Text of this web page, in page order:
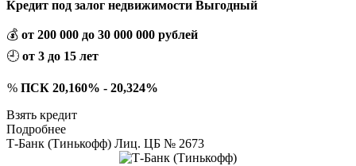
Кредит под залог недвижимости Выгодный
💰 от 200 000 до 30 000 000 рублей
🕘 от 3 до 15 лет
% ПСК 20,160% - 20,324%
Взять кредит
Подробнее
Т-Банк (Тинькофф) Лиц. ЦБ № 2673